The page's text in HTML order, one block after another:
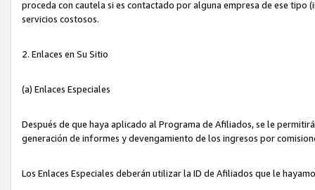
proceda con cautela si es contactado por alguna empresa de ese
servicios costosos.
2. Enlaces en Su Sitio
(a) Enlaces Especiales
Después de que haya aplicado al Programa de Afiliados, se le
generación de informes y devengamiento de los ingresos por
Los Enlaces Especiales deberán utilizar la ID de Afiliados que le